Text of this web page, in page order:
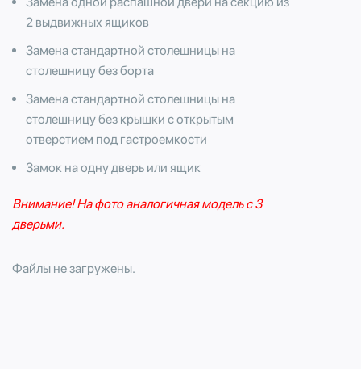
2 выдвижных ящиков
Замена стандартной столешницы на
столешницу без борта
Замена стандартной столешницы на
столешницу без крышки с открытым
отверстием под гастроемкости
Замок на одну дверь или ящик
Внимание! На фото аналогичная модель с 3
дверьми.
Файлы не загружены.